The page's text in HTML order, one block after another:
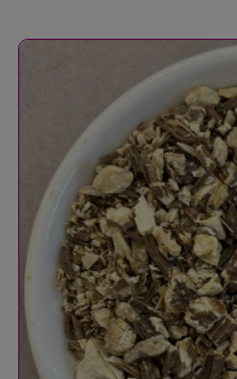
együtt.
Ezt a
régóta használják a
jól támogatja a
erőteljes védelmet épít.
Kámfor: A kámfor
mindenki ismeri,
negatív energiákat és
a teret. Önmagában
füstölni sem kell,
hamar "elillan, mint